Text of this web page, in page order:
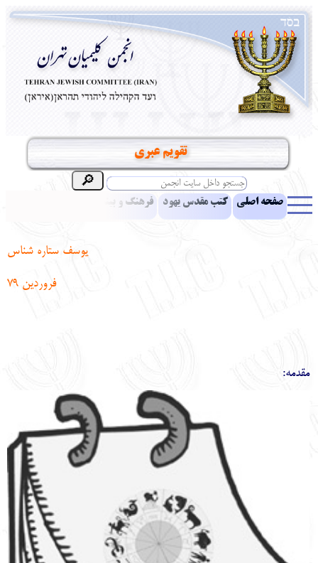
تقويم عبري
صفحه اصلی کتب مقدس یهود فرهنگ و بینش یهود
يوسف ستاره شناس
فروردين 79
مقدمه: